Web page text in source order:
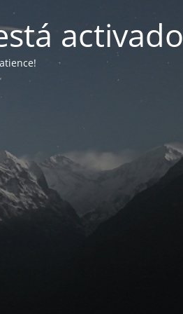
activado